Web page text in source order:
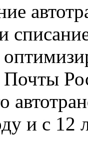
Почты
и с 12